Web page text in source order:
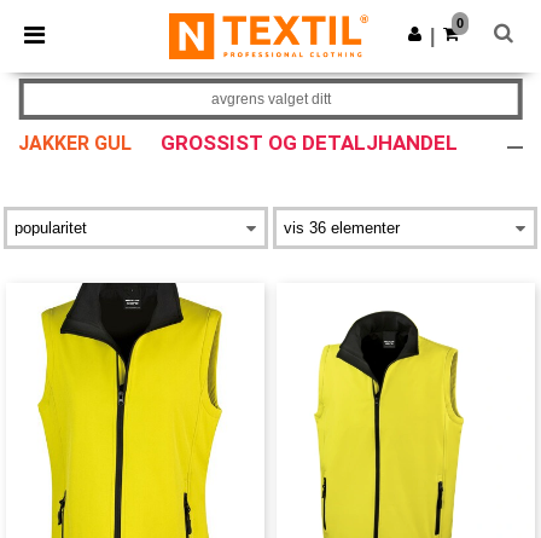
× Ntextil-app
Bedre priser i appen!
Last ned app
0
JAKKER GUL GROSSIST OG DETALJHANDEL
avgrens valget ditt